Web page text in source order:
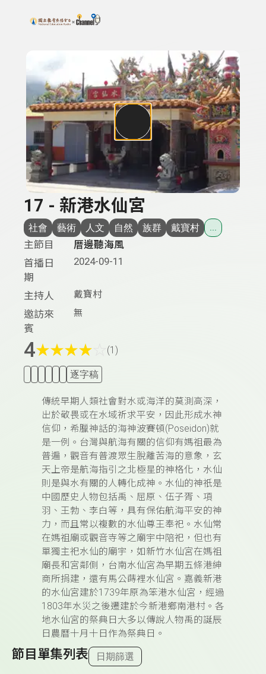
上方功能區塊
搜尋關鍵字：可輸入節目名稱、主持人或關鍵字
17 - 新港水仙宮
社會 藝術 人文 自然 族群 戴寶村 ...
主節目
厝邊聽海風
首播日
期
2024-09-11
主持人 戴寶村
邀訪來
賓
無
4★★★★ (1)
逐字稿
傳統早期人類社會對水或海洋的莫測高深，
出於敬畏或在水域祈求平安，因此形成水神
信仰，希臘神話的海神波賽頓(Poseidon)就
是一例。台灣與航海有關的信仰有媽祖最為
普遍，觀音有普渡眾生脫離苦海的意象，玄
天上帝是航海指引之北極星的神格化，水仙
則是與水有關的人轉化成神。水仙的神祇是
中國歷史人物包括禹、屈原、伍子胥、項
羽、王勃、李白等，具有保佑航海平安的神
力，而且常以複數的水仙尊王奉祀。水仙常
在媽祖廟或觀音寺等之廟宇中陪祀，但也有
單獨主祀水仙的廟宇，如新竹水仙宮在媽祖
廟長和宮鄰側，台南水仙宮為早期五條港紳
商所捐建，還有馬公蒔裡水仙宮。嘉義新港
的水仙宮建於1739年原為笨港水仙宮，經過
1803年水災之後遷建於今新港鄉南港村。各
地水仙宮的祭典日大多以傳說人物禹的誕辰
日農曆十月十日作為祭典日。
節目單集列表 日期篩選